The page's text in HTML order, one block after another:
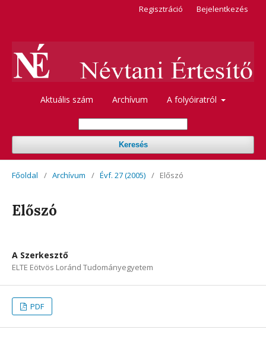
Aktuális szám Archívum A folyóiratról
Keresés
Regisztráció Bejelentkezés
Főoldal / Archívum / Évf. 27 (2005) / Előszó
Előszó
A Szerkesztő
ELTE Eötvös Loránd Tudományegyetem
PDF